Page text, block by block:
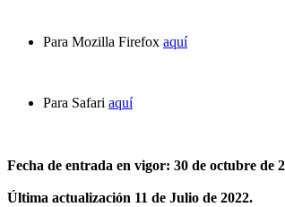
Para Mozilla Firefox aquí
Para Safari aquí
Fecha de entrada en vigor: 30 de octubre de
Última actualización 11 de Julio de 2022.